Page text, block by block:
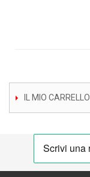
IL MIO CARRELLO